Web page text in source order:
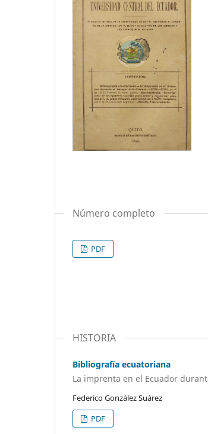
Número completo
PDF
HISTORIA
Bibliografía ecuatoriana
La imprenta en el Ecuador
Federico González Suárez
PDF